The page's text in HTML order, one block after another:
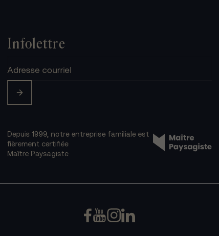
Infolettre
Depuis 1999, notre entreprise familiale est
fièrement certifiée
Maître Paysagiste